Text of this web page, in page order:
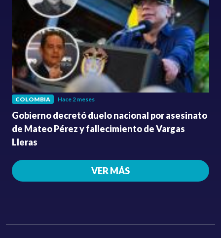
COLOMBIA Hace 2 meses
Gobierno decretó duelo nacional por asesinato
de Mateo Pérez y fallecimiento de Vargas
Lleras
VER MÁS